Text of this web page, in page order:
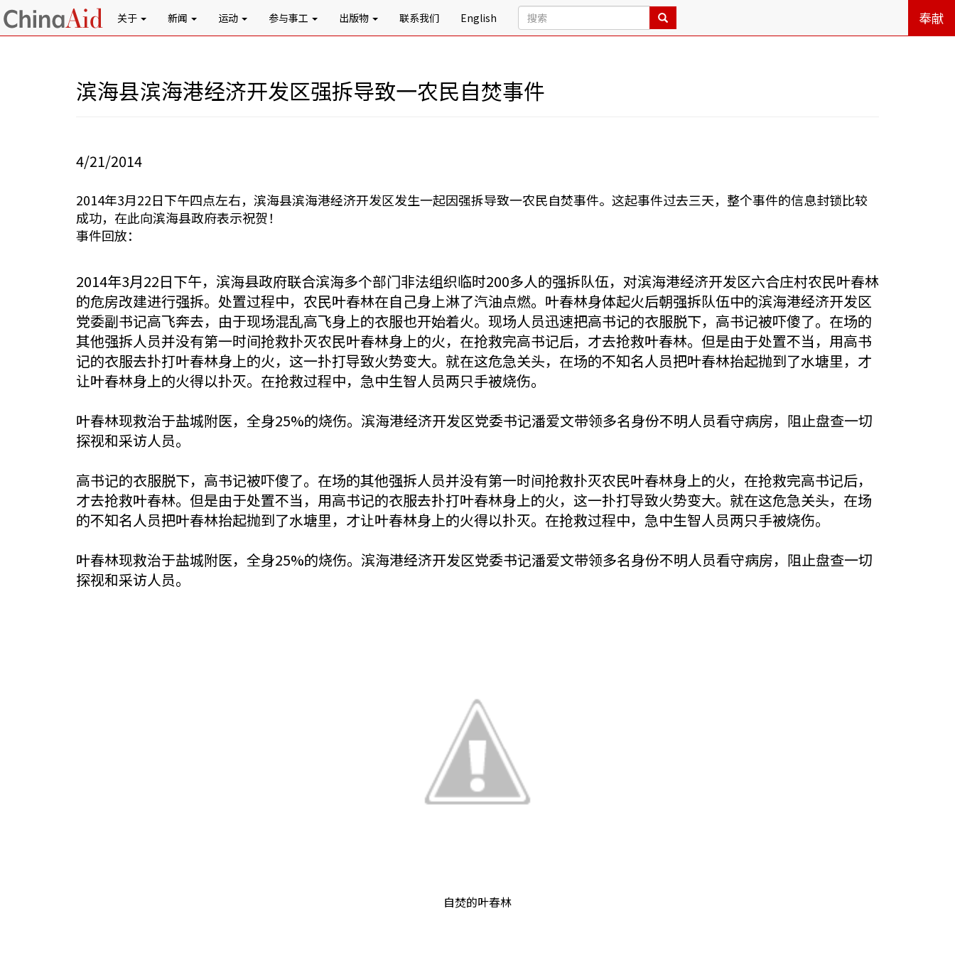
关于 新闻 运动 参与事工 出版物 联系我们 English 奉献
滨海县滨海港经济开发区强拆导致一农民自焚事件
4/21/2014
2014年3月22日下午四点左右，滨海县滨海港经济开发区发生一起因强拆导致一农民自焚事件。这起事件过去三天，整个事件的信息封锁比较
成功，在此向滨海县政府表示祝贺！
事件回放：
2014年3月22日下午，滨海县政府联合滨海多个部门非法组织临时200多人的强拆队伍，对滨海港经济开发区六合庄村农民叶春林
的危房改建进行强拆。处置过程中，农民叶春林在自己身上淋了汽油点燃。叶春林身体起火后朝强拆队伍中的滨海港经济开发区
党委副书记高飞奔去，由于现场混乱高飞身上的衣服也开始着火。现场人员迅速把高书记的衣服脱下，高书记被吓傻了。在场的
其他强拆人员并没有第一时间抢救扑灭农民叶春林身上的火，在抢救完高书记后，才去抢救叶春林。但是由于处置不当，用高书
记的衣服去扑打叶春林身上的火，这一扑打导致火势变大。就在这危急关头，在场的不知名人员把叶春林抬起抛到了水塘里，才
让叶春林身上的火得以扑灭。在抢救过程中，急中生智人员两只手被烧伤。
叶春林现救治于盐城附医，全身25%的烧伤。滨海港经济开发区党委书记潘爱文带领多名身份不明人员看守病房，阻止盘查一切
探视和采访人员。
高书记的衣服脱下，高书记被吓傻了。在场的其他强拆人员并没有第一时间抢救扑灭农民叶春林身上的火，在抢救完高书记后，
才去抢救叶春林。但是由于处置不当，用高书记的衣服去扑打叶春林身上的火，这一扑打导致火势变大。就在这危急关头，在场
的不知名人员把叶春林抬起抛到了水塘里，才让叶春林身上的火得以扑灭。在抢救过程中，急中生智人员两只手被烧伤。
叶春林现救治于盐城附医，全身25%的烧伤。滨海港经济开发区党委书记潘爱文带领多名身份不明人员看守病房，阻止盘查一切
探视和采访人员。
自焚的叶春林